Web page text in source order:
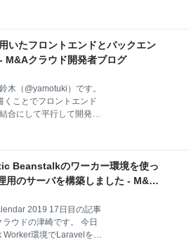
けをスプリントマイルス
式はこちら JavaScriptや
Slack通知してくれま
ントエンドのエラー検知
ー対応の簡素化の二つが
のエラー検知 Universal
プリケーションのエラー
うのが一番最初の導入の
ている部分については、
エラーを検知することを
いたフロントエンドとバックエン
M&Aクラウド開発者ブログ
木（@yamotuki）です。
くことでフロントエンド
合にして平行して開発を
ます。 疎結合とは？ 通常
ドAPIを先に実装して、
うなレスポンスが帰って
ントエンドは先に実装す
があります。では、API
、というとそうではない
転の原則（DIP）の考え
ンドが依存する対象を変
Beanstalkのワーカー環境を使っ
用のサーバを構築しました - M&A
2019 17日目の記事
ウドの津崎です。 今日
環境でLaravelを動